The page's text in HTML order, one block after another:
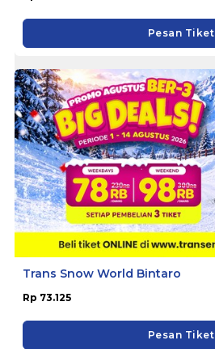
Pesan Tiket
Trans Snow World Bintaro
Rp 73.125
Pesan Tiket